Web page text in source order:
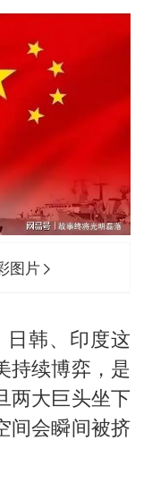
97岁英国奶奶飞上天再破吉尼斯纪录
涨停
“中国蔬菜之乡”最高温达41.8℃
如何把百年大党建设得更加坚强有力？
图片
日韩、印度这
持续博弈，是
两大巨头坐下
间会瞬间被挤